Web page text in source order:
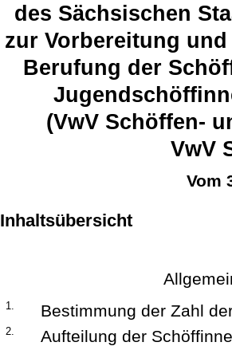
des Sächsischen
zur Vorbereitung
Berufung der
(VwV Schöffen-
VwV
Vom
Inhaltsübersicht
1. Bestimmung der Zahl
2. Aufteilung der